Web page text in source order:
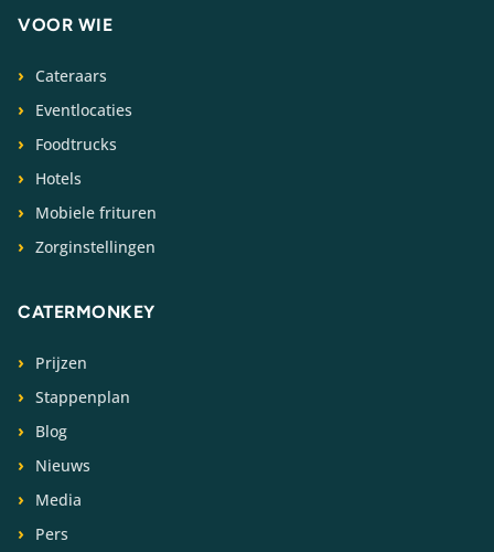
VOOR WIE
Cateraars
Eventlocaties
Foodtrucks
Hotels
Mobiele frituren
Zorginstellingen
CATERMONKEY
Prijzen
Stappenplan
Blog
Nieuws
Media
Pers